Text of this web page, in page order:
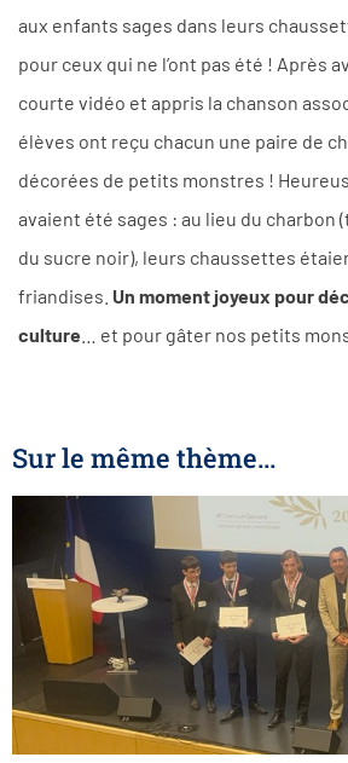
aux enfants sages dans leurs
pour ceux qui ne l’ont pas été ! Après
courte vidéo et appris la chanson
élèves ont reçu chacun une paire de
décorées de petits monstres !
avaient été sages : au lieu du
du sucre noir), leurs chaussettes
friandises. Un moment joyeux pour
culture … et pour gâter nos petits
Sur le même thème...